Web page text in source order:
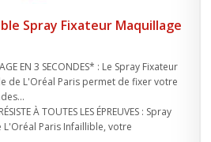
Spray Fixateur Maquillage
EN 3 SECONDES* : Le Spray Fixateur
de L'Oréal Paris permet de fixer votre
À TOUTES LES ÉPREUVES : Spray
L'Oréal Paris Infaillible, votre